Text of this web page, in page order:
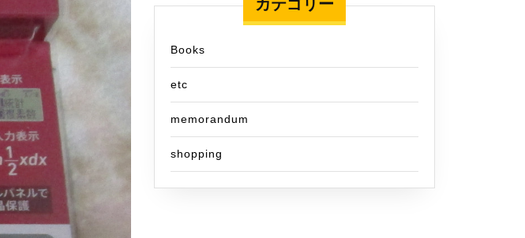
カテゴリー
Books
etc
memorandum
shopping